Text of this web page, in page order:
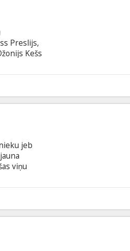
Preslijs,
Kešs
-
jeb
viņu
viņai